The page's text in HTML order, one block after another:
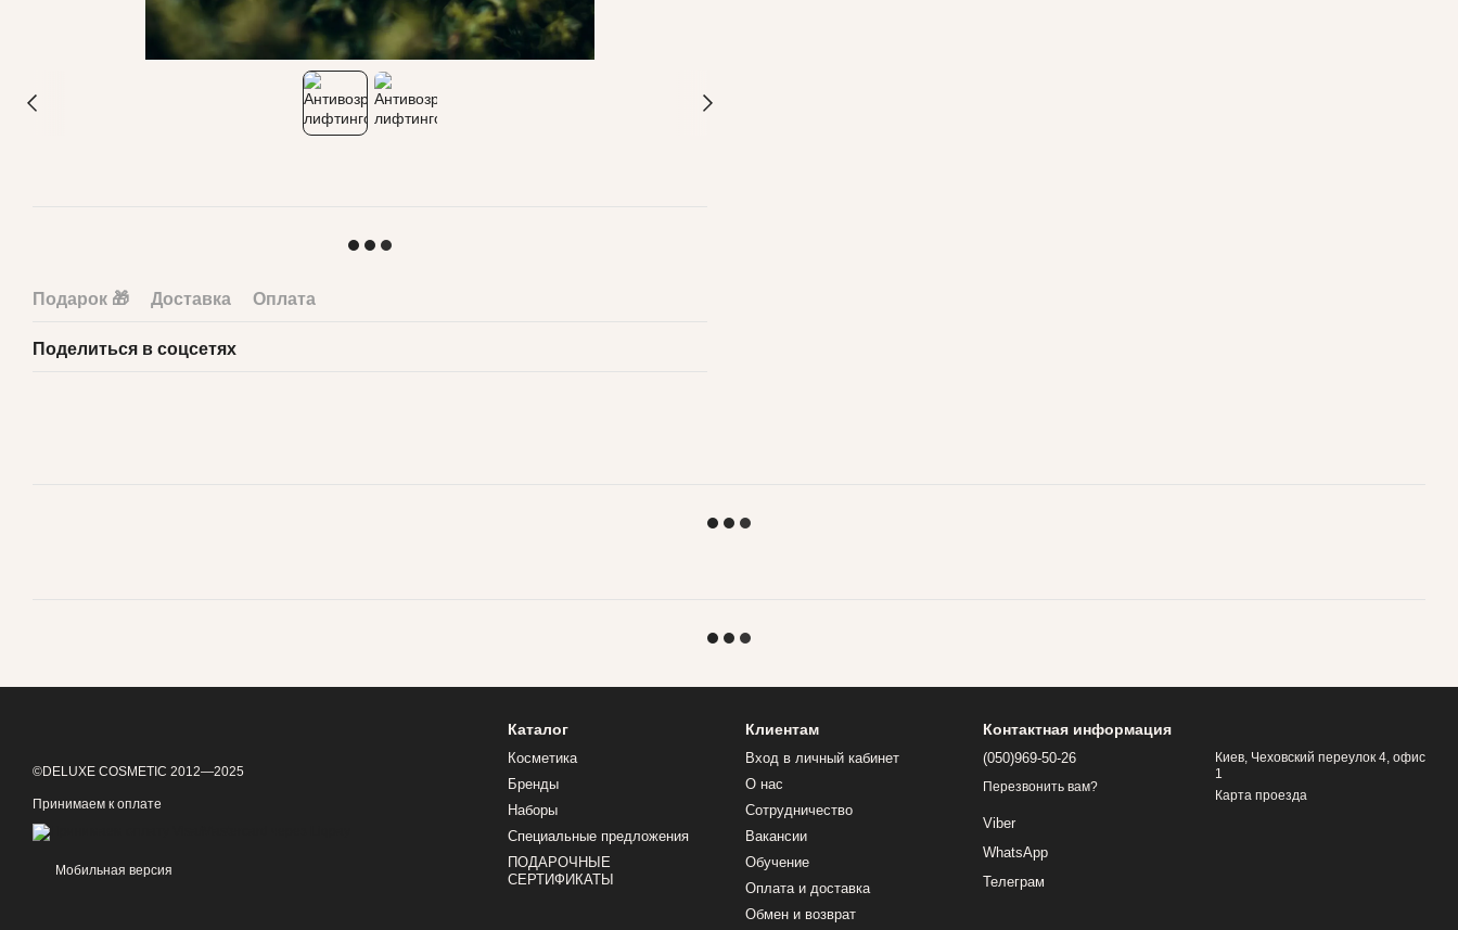
Подарок 🎁 Доставка Оплата
Поделиться в соцсетях
©DELUXE COSMETIC 2012—2025
Принимаем к оплате
Мобильная версия
Каталог
Косметика
Бренды
Наборы
Специальные предложения
ПОДАРОЧНЫЕ
СЕРТИФИКАТЫ
Клиентам
Вход в личный кабинет
О нас
Сотрудничество
Вакансии
Обучение
Оплата и доставка
Обмен и возврат
Контактная информация
(050)969-50-26
Перезвонить вам?
Viber
WhatsApp
Телеграм
Киев, Чеховский переулок 4, офис
1
Карта проезда